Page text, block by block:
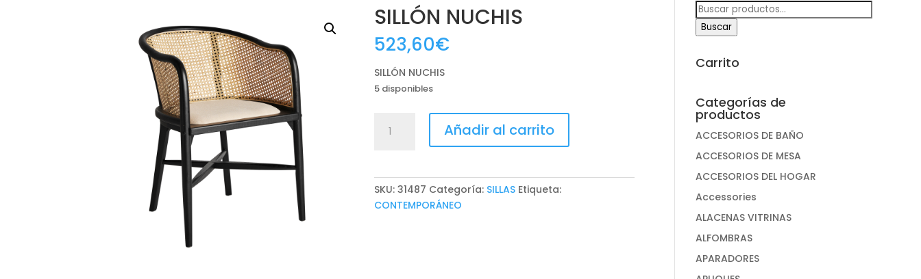
SILLÓN NUCHIS
523,60€
SILLÓN NUCHIS
5 disponibles
NUCHIS
Añadir al carrito
SKU:31487 Categoría: SILLAS Etiqueta:
CONTEMPORÁNEO
Buscar
por:
Buscar
Carrito
Categorías de
productos
ACCESORIOS DE BAÑO
ACCESORIOS DE MESA
ACCESORIOS DEL HOGAR
Accessories
ALACENAS VITRINAS
ALFOMBRAS
APARADORES